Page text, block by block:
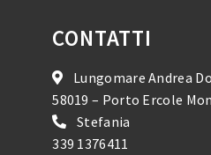
CONTATTI
Lungomare Andrea
58019 – Porto Ercole
Stefania
339 1376411